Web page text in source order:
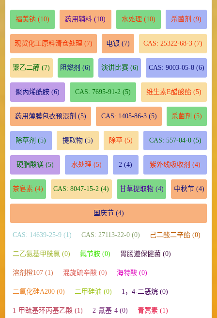
福美钠 (10) 药用辅料 (10) 水处理 (10) 杀菌剂 (9)
现货化工原料清仓处理 (7) 电镀 (7) CAS: 25322-68-3 (7)
聚乙二醇 (7) 阻燃剂 (6) 演讲比赛(6) CAS: 9003-05-8(6)
聚丙烯酰胺(6) CAS: 7695-91-2 (5) 维生素E醋酸酯 (5)
药用薄膜包衣预混剂 (5) CAS: 1405-86-3(5) 杀菌剂 (5)
除草剂 (5) 提取物(5) 除草 (5) CAS: 557-04-0(5)
硬脂酸镁(5) 水处理 (5) 2 (4) 紫外线吸收剂 (4)
茶皂素 (4) CAS: 8047-15-2 (4) 甘草提取物(4) 中秋节(4)
国庆节(4)
CAS: 14639-25-9 (1) CAS: 27113-22-0 (0) 己二酸二辛酯 (0)
二乙氨基甲酰氯 (0) 氟节胺 (0) 胃肠道保健菌 (0)
溶剂橙107 (1) 混旋硫辛酸 (0) 海特酸 (0)
二氧化硅A200 (0) 二甲硅油 (0) 1，4-二恶烷 (0)
1-甲巯基环丙基乙酸 (1) 2-氰基-4 (0) 青蒿素 (1)